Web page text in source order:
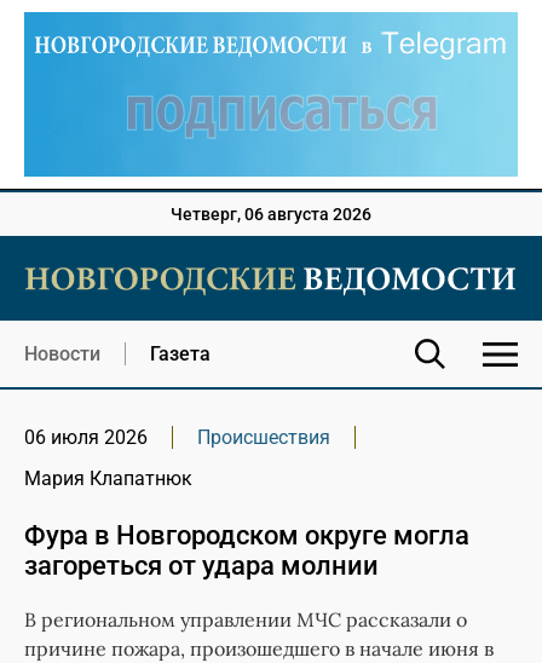
Четверг, 06 августа 2026
Новости Газета
06 июля 2026
Происшествия
Мария Клапатнюк
Фура в Новгородском округе могла
загореться от удара молнии
В региональном управлении МЧС рассказали о
причине пожара, произошедшего в начале июня в